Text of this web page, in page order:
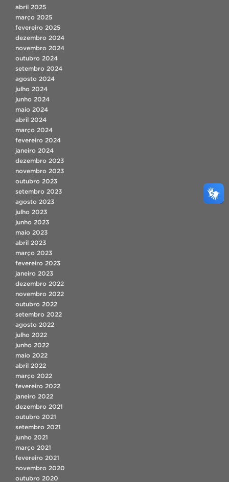
abril 2025
março 2025
fevereiro 2025
dezembro 2024
novembro 2024
outubro 2024
setembro 2024
agosto 2024
julho 2024
junho 2024
maio 2024
abril 2024
março 2024
fevereiro 2024
janeiro 2024
dezembro 2023
novembro 2023
outubro 2023
setembro 2023
agosto 2023
julho 2023
junho 2023
maio 2023
abril 2023
março 2023
fevereiro 2023
janeiro 2023
dezembro 2022
novembro 2022
outubro 2022
setembro 2022
agosto 2022
julho 2022
junho 2022
maio 2022
abril 2022
março 2022
fevereiro 2022
janeiro 2022
dezembro 2021
outubro 2021
setembro 2021
junho 2021
março 2021
fevereiro 2021
novembro 2020
outubro 2020